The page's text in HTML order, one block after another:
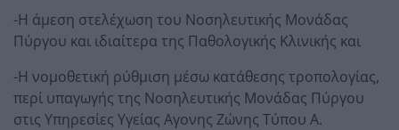
-Η άμεση στελέχωση του Νοσηλευτικής Μονάδας
Πύργου και ιδιαίτερα της Παθολογικής Κλινικής και
-Η νομοθετική ρύθμιση μέσω κατάθεσης τροπολογίας,
περί υπαγωγής της Νοσηλευτικής Μονάδας Πύργου
στις Υπηρεσίες Υγείας Αγονης Ζώνης Τύπου Α.